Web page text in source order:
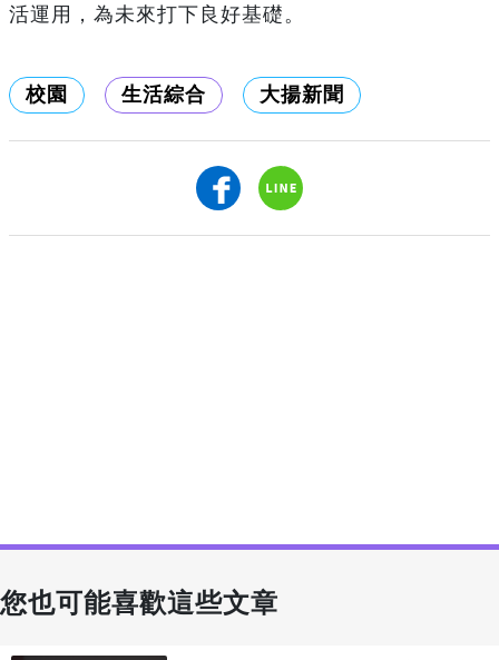
活運用，為未來打下良好基礎。
校園 生活綜合 大揚新聞
您也可能喜歡這些文章